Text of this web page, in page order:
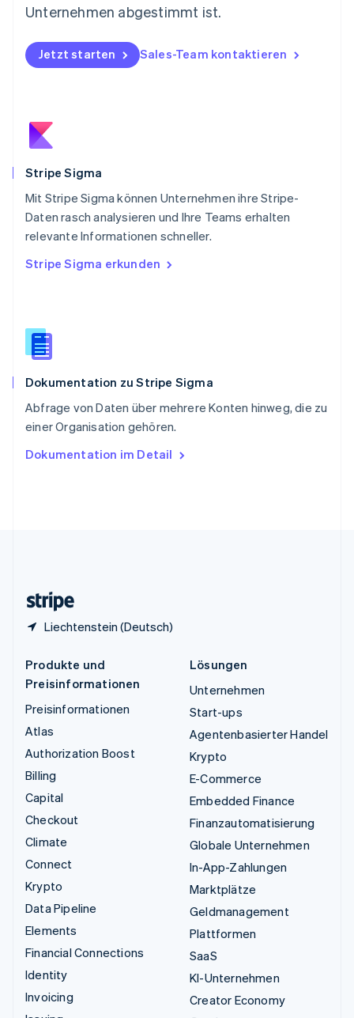
Unternehmen abgestimmt ist.
Jetzt starten Sales-Team kontaktieren
Stripe Sigma
Mit Stripe Sigma können Unternehmen ihre Stripe-
Daten rasch analysieren und Ihre Teams erhalten
relevante Informationen schneller.
Stripe Sigma erkunden
Dokumentation zu Stripe Sigma
Abfrage von Daten über mehrere Konten hinweg, die zu
einer Organisation gehören.
Dokumentation im Detail
Liechtenstein (Deutsch)
Österreich
Polen
English
Portugal
English
Svenska
Schweiz
Deutsch
Singapur
English简体中文
Slowakei
Slowenien
English
Spanien
Thailand
Tschechische Republik
English
English
Produkte und
Preisinformationen
Preisinformationen
Atlas
Authorization Boost
Billing
Capital
Checkout
Climate
Connect
Krypto
Data Pipeline
Elements
Financial Connections
Identity
Invoicing
Lösungen
Unternehmen
Start-ups
Agentenbasierter Handel
Krypto
E-Commerce
Embedded Finance
Finanzautomatisierung
Globale Unternehmen
In-App-Zahlungen
Marktplätze
Geldmanagement
Plattformen
SaaS
KI-Unternehmen
Creator Economy